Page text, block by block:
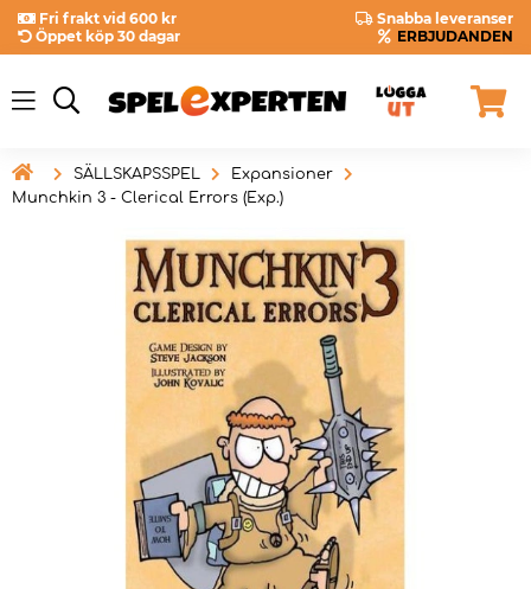
Fri frakt vid 600 kr
Snabba leveranser
Öppet köp 30 dagar
ERBJUDANDEN
 SÄLLSKAPSSPEL
Expansioner
Munchkin 3 - Clerical Errors (Exp.)